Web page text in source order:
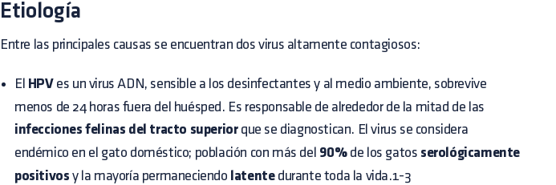
Etiología
Entre las principales causas se encuentran dos virus altamente contagiosos:
El HPVes un virus ADN, sensible a los desinfectantes y al medio ambiente, sobrevive
menos de 24 horas fuera del huésped. Es responsable de alrededor de la mitad de las
infecciones felinas del tracto superiorque se diagnostican. El virus se considera
endémico en el gato doméstico; población con más del 90%de los gatos serológicamente
positivos y la mayoría permaneciendo latentedurante toda la vida.1-3